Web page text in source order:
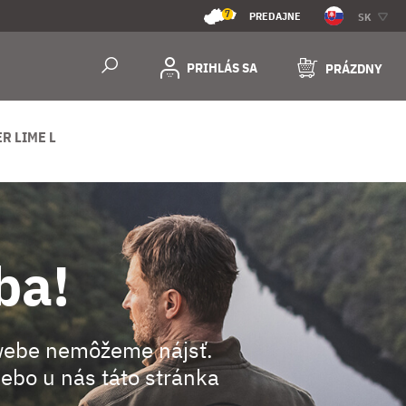
7 PREDAJNE SK
PRIHLÁS SA PRÁZDNY
LIME L
nemôžeme nájsť.
u nás táto stránka